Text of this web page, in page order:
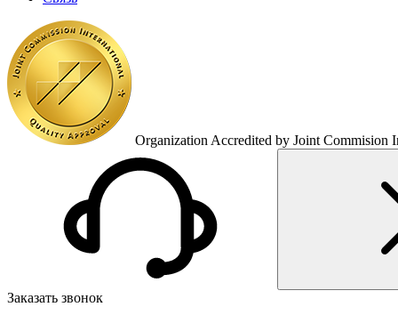
Organization Accredited by Joint Commision
Заказать звонок